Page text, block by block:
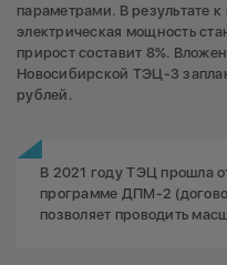
параметрами. В результате
электрическая мощность
прирост составит 8%.
Новосибирской ТЭЦ-3
рублей.
В 2021 году ТЭЦ прошла
программе ДПМ-2
позволяет проводить